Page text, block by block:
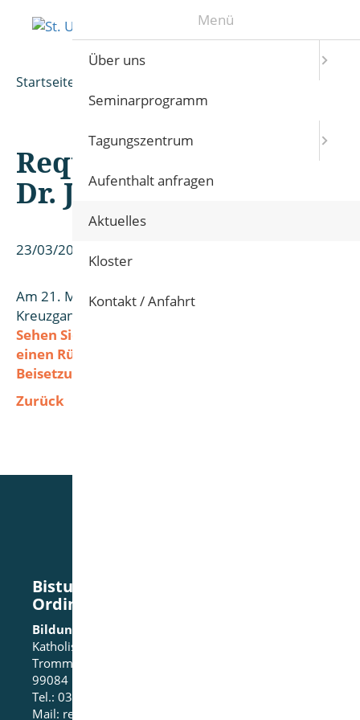
Startseite
Requiem Bischof em.
Dr. Joachim Wanke
23/03/2026
Am 21. März wurde Bischof em. Joachim Wanke im
Kreuzgang des Erfurter Mariendomes beigesetzt.
Sehen Sie auf den Seiten des Bistums Erfurt
einen Rückblick vom Requiem und der
Beisetzung.
Zurück
Bistum Erfurt - Bischöfliches
Ordinariat
Bildungshaus St. Ursula
Katholische Heimvolkshochschule
Trommsdorffstraße 29
99084 Erfurt
Tel.: 0361-60114-0
Mail: rezeption@bildungshaus-st-ursula.de
Menü
Über uns
Seminarprogramm
Tagungszentrum
Aufenthalt anfragen
Aktuelles
Kloster
Kontakt / Anfahrt